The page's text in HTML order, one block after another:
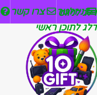
דלג לניווט
דלג לתוכן ראשי
ניזלטר צרו קשר